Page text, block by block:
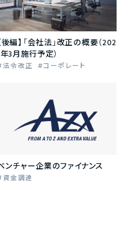
後編】「会社法」改正の概要（202
3月施行予定）
法令改正 コーポレート
ンチャー企業のファイナンス
資金調達